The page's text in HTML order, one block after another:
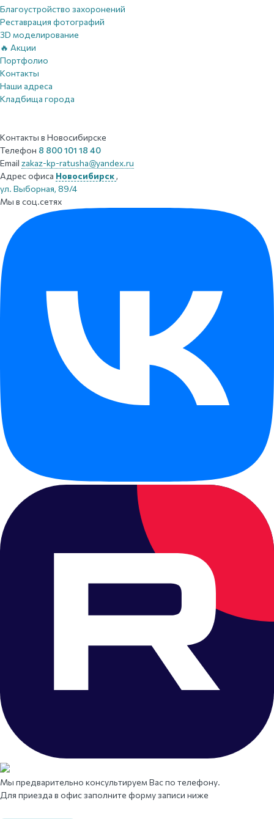
Благоустройство захоронений
Реставрация фотографий
3D моделирование
🔥 Акции
Портфолио
Контакты
Наши адреса
Кладбища города
Контакты в Новосибирске
Телефон 8 800 101 18 40
Email zakaz-kp-ratusha@yandex.ru
Адрес офиса Новосибирск,
ул. Выборная, 89/4
Мы в соц.сетях
Мы предварительно консультируем Вас по телефону.
Для приезда в офис заполните форму записи ниже